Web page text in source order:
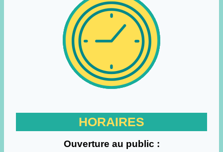
HORAIRES
Ouverture au public :